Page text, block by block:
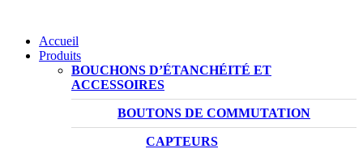
Accueil
Produits
BOUCHONS D’ÉTANCHÉITÉ ET
ACCESSOIRES
BOUTONS DE COMMUTATION
CAPTEURS